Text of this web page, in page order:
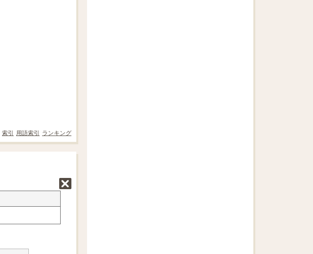
索引 用語索引 ランキング